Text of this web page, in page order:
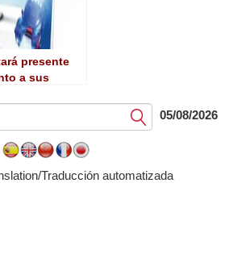
presente
a sus
Submit05/08/2026
Traducción automatizada